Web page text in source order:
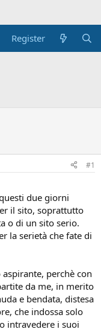
Register
#1
due giorni
il sito, soprattutto
o di un sito serio.
la serietà che fate di
perchè con
da me, in merito
e bendata, distesa
che indossa solo
intravedere i suoi